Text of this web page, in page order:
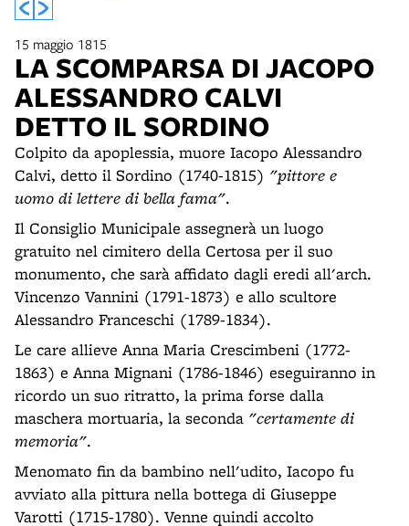
15 maggio 1815
LA SCOMPARSA DI JACOPO
ALESSANDRO CALVI
DETTO IL SORDINO
Colpito da apoplessia, muore Iacopo Alessandro
Calvi, detto il Sordino (1740-1815) "pittore e
uomo di lettere di bella fama".
Il Consiglio Municipale assegnerà un luogo
gratuito nel cimitero della Certosa per il suo
monumento, che sarà affidato dagli eredi all'arch.
Vincenzo Vannini (1791-1873) e allo scultore
Alessandro Franceschi (1789-1834).
Le care allieve Anna Maria Crescimbeni (1772-
1863) e Anna Mignani (1786-1846) eseguiranno in
ricordo un suo ritratto, la prima forse dalla
maschera mortuaria, la seconda "certamente di
memoria".
Menomato fin da bambino nell'udito, Iacopo fu
avviato alla pittura nella bottega di Giuseppe
Varotti (1715-1780). Venne quindi accolto